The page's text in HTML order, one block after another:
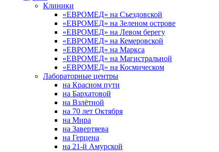
Клиники
«ЕВРОМЕД» на Съездовской
«ЕВРОМЕД» на Зеленом острове
«ЕВРОМЕД» на Левом берегу
«ЕВРОМЕД» на Кемеровской
«ЕВРОМЕД» на Маркса
«ЕВРОМЕД» на Магистральной
«ЕВРОМЕД» на Космическом
Лабораторные центры
на Красном пути
на Бархатовой
на Взлётной
на 70 лет Октября
на Мира
на Завертяева
на Герцена
на 21-й Амурской